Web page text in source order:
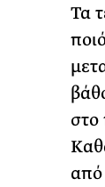
Τα
στο
από